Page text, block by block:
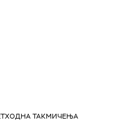
ТАКМИЧЕЊА